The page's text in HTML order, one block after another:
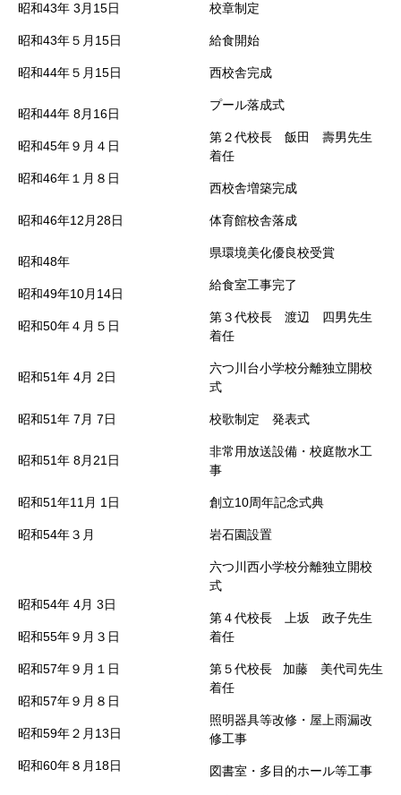
昭和43年 3月15日
昭和43年５月15日
昭和44年５月15日
校章制定
給食開始
西校舎完成
昭和44年 8月16日
昭和45年９月４日
昭和46年１月８日
プール落成式
第２代校長 飯田 壽男先生
着任
西校舎増築完成
昭和46年12月28日 体育館校舎落成
昭和48年
昭和49年10月14日
昭和50年４月５日
県環境美化優良校受賞
給食室工事完了
第３代校長 渡辺 四男先生
着任
昭和51年 4月 2日
六つ川台小学校分離独立開校
式
昭和51年 7月 7日 校歌制定 発表式
昭和51年 8月21日
非常用放送設備・校庭散水工
事
昭和51年11月 1日
昭和54年３月
創立10周年記念式典
岩石園設置
昭和54年 4月 3日
昭和55年９月３日
昭和57年９月１日
昭和57年９月８日
昭和59年２月13日
昭和60年８月18日
六つ川西小学校分離独立開校
式
第４代校長 上坂 政子先生
着任
第５代校長 加藤 美代司先生
着任
照明器具等改修・屋上雨漏改
修工事
図書室・多目的ホール等工事